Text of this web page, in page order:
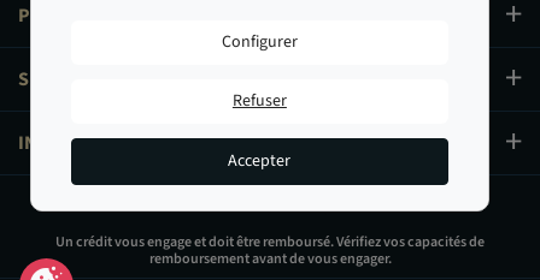
114,90 €
Ajouter au panier
PRODUITS
SERVICES
INFORMATIONS
Un crédit vous engage et doit être remboursé. Vérifiez vos capacités de
remboursement avant de vous engager.
Configurer
Refuser
Accepter